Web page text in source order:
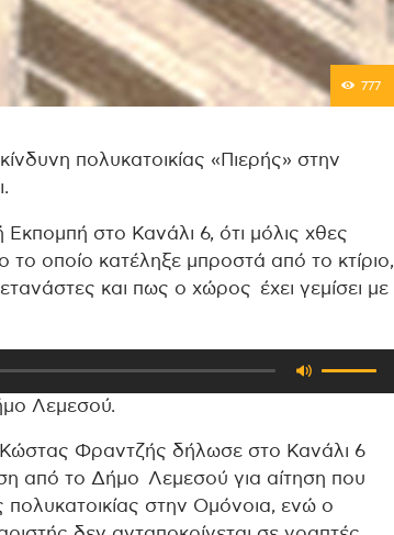
777
πολυκατοικίας «Πιερής» στην
Εκπομπή στο Κανάλι 6, ότι μόλις χθες
το οποίο κατέληξε μπροστά από το κτίριο,
και πως ο χώρος έχει γεμίσει με
τα
Πάνω/
Κάτω
βέλος
για
Λεμεσού.
Κώστας Φραντζής δήλωσε στο Κανάλι 6
από το Δήμο Λεμεσού για αίτηση που
πολυκατοικίας στην Ομόνοια, ενώ ο